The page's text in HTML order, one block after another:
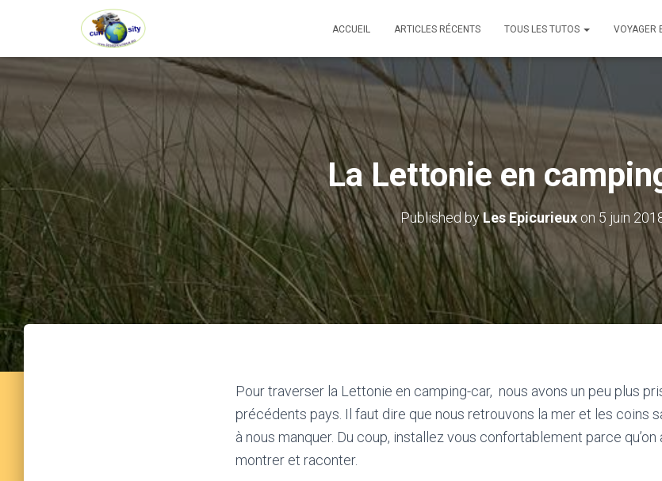
ACCUEIL ARTICLES RÉCENTS TOUS LES TUTOS VOYAGER
​La Lettonie en
Published byLes Epicurieux on 5 juin
Pour traverser la Lettonie en camping-car, nous avons un peu plus
précédents pays. Il faut dire que nous retrouvons la mer et les coins
à nous manquer. Du coup, installez vous confortablement parce
montrer et raconter.